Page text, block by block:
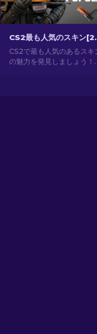
CS2
CS2で最も人気のあるスキ
の魅力を発見しましょう！